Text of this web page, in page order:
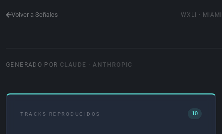
Volver a Señales WXLI · MIAMI
GENERADO POR CLAUDE · ANTHROPIC
TRACKS REPRODUCIDOS 10